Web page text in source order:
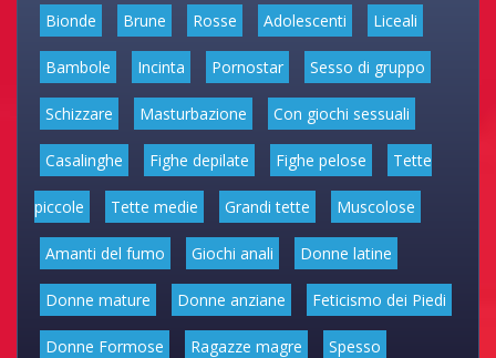
Bionde Brune Rosse Adolescenti Liceali
Bambole Incinta Pornostar Sesso di gruppo
Schizzare Masturbazione Con giochi sessuali
Casalinghe Fighe depilate Fighe pelose Tette
piccole Tette medie Grandi tette Muscolose
Amanti del fumo Giochi anali Donne latine
Donne mature Donne anziane Feticismo dei Piedi
Donne Formose Ragazze magre Spesso